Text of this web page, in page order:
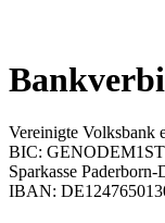
Vereinigte Volksbank
BIC:
Sparkasse
IBAN: